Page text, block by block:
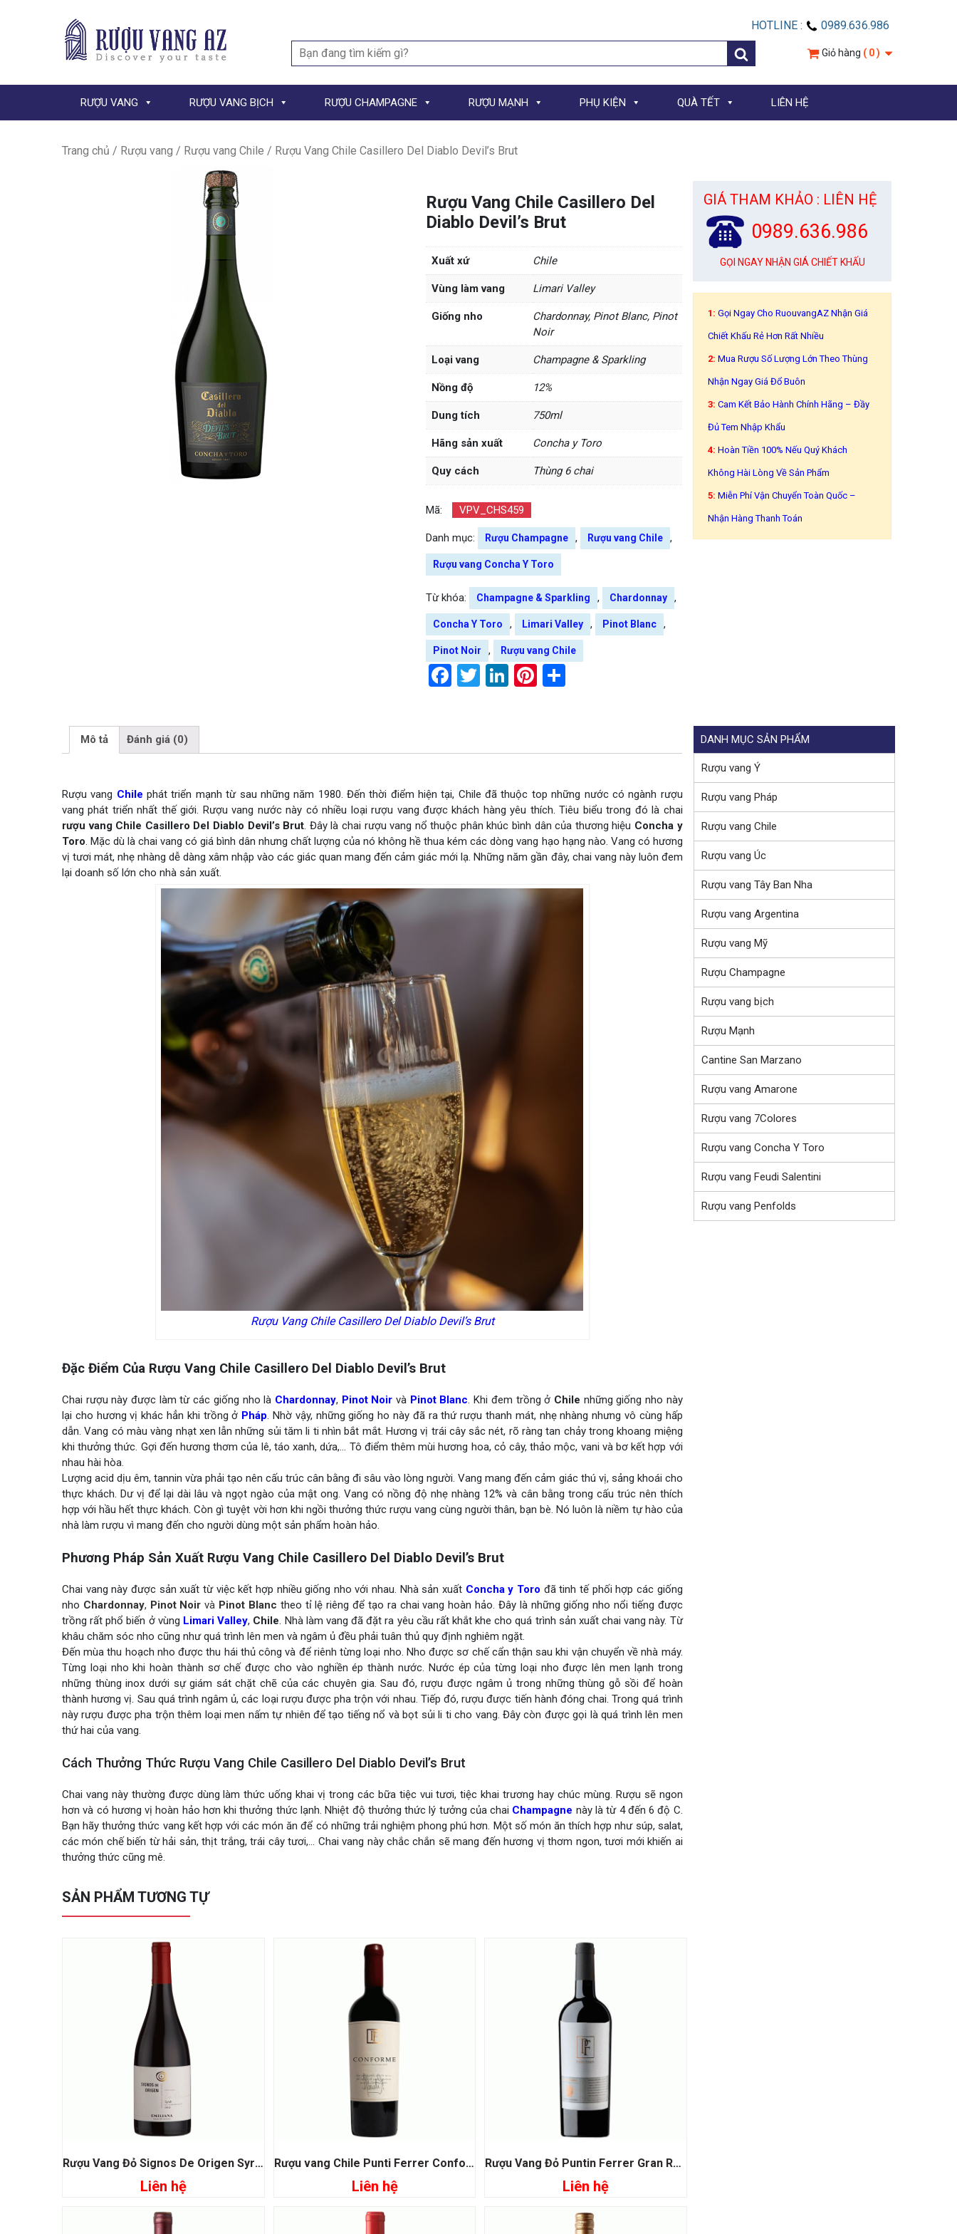
HOTLINE :
0989.636.986
Search
for:
Giỏ hàng ( 0 )
RƯỢU VANG RƯỢU VANG BỊCH RƯỢU CHAMPAGNE RƯỢU MẠNH PHỤ KIỆN QUÀ TẾT LIÊN HỆ
Trang chủ / Rượu vang / Rượu vang Chile / Rượu Vang Chile Casillero Del Diablo Devil’s Brut
Rượu Vang Chile Casillero Del
Diablo Devil’s Brut
Xuất xứ Chile
Vùng làm vang Limari Valley
Giống nho
Chardonnay, Pinot Blanc, Pinot
Noir
Loại vang Champagne & Sparkling
Nồng độ 12%
Dung tích 750ml
Hãng sản xuất Concha y Toro
Quy cách Thùng 6 chai
Mã: VPV_CHS459
Danh mục: Rượu Champagne , Rượu vang Chile ,
Rượu vang Concha Y Toro
Từ khóa: Champagne & Sparkling , Chardonnay ,
Concha Y Toro , Limari Valley , Pinot Blanc ,
Pinot Noir , Rượu vang Chile
Facebook
Twitter
LinkedIn
Pinterest
GIÁ THAM KHẢO : LIÊN HỆ
0989.636.986
GỌI NGAY NHẬN GIÁ CHIẾT KHẤU
1:Gọi Ngay Cho RuouvangAZ Nhận Giá
Chiết Khấu Rẻ Hơn Rất Nhiều
2:Mua Rượu Số Lượng Lớn Theo Thùng
Nhận Ngay Giá Đổ Buôn
3: Cam Kết Bảo Hành Chính Hãng – Đầy
Đủ Tem Nhập Khẩu
4:Hoàn Tiền 100% Nếu Quý Khách
Không Hài Lòng Về Sản Phẩm
5: Miễn Phí Vận Chuyển Toàn Quốc –
Nhận Hàng Thanh Toán
Mô tả Đánh giá (0)
Rượu vang Chile phát triển mạnh từ sau những năm 1980. Đến thời điểm hiện tại, Chile đã thuộc top những nước có ngành rượu
vang phát triển nhất thế giới. Rượu vang nước này có nhiều loại rượu vang được khách hàng yêu thích. Tiêu biểu trong đó là chai
rượu vang Chile Casillero Del Diablo Devil’s Brut. Đây là chai rượu vang nổ thuộc phân khúc bình dân của thương hiệu Concha y
Toro. Mặc dù là chai vang có giá bình dân nhưng chất lượng của nó không hề thua kém các dòng vang hạo hạng nào. Vang có hương
vị tươi mát, nhẹ nhàng dễ dàng xâm nhập vào các giác quan mang đến cảm giác mới lạ. Những năm gần đây, chai vang này luôn đem
lại doanh số lớn cho nhà sản xuất.
Rượu Vang Chile Casillero Del Diablo Devil’s Brut
Đặc Điểm Của Rượu Vang Chile Casillero Del Diablo Devil’s Brut
Chai rượu này được làm từ các giống nho là Chardonnay, Pinot Noir và Pinot Blanc. Khi đem trồng ở Chile những giống nho này
lại cho hương vị khác hẳn khi trồng ở Pháp. Nhờ vậy, những giống ho này đã ra thứ rượu thanh mát, nhẹ nhàng nhưng vô cùng hấp
dẫn. Vang có màu vàng nhạt xen lẫn những sủi tăm li ti nhìn bắt mắt. Hương vị trái cây sắc nét, rõ ràng tan chảy trong khoang miệng
khi thưởng thức. Gợi đến hương thơm của lê, táo xanh, dứa,… Tô điểm thêm mùi hương hoa, cỏ cây, thảo mộc, vani và bơ kết hợp với
nhau hài hòa.
Lượng acid dịu êm, tannin vừa phải tạo nên cấu trúc cân bằng đi sâu vào lòng người. Vang mang đến cảm giác thú vị, sảng khoái cho
thực khách. Dư vị để lại dài lâu và ngọt ngào của mật ong. Vang có nồng độ nhẹ nhàng 12% và cân bằng trong cấu trúc nên thích
hợp với hầu hết thực khách. Còn gì tuyệt vời hơn khi ngồi thưởng thức rượu vang cùng người thân, bạn bè. Nó luôn là niềm tự hào của
nhà làm rượu vì mang đến cho người dùng một sản phẩm hoàn hảo.
Phương Pháp Sản Xuất Rượu Vang Chile Casillero Del Diablo Devil’s Brut
Chai vang này được sản xuất từ việc kết hợp nhiều giống nho với nhau. Nhà sản xuất Concha y Toro đã tinh tế phối hợp các giống
nho Chardonnay, Pinot Noir và Pinot Blanc theo tỉ lệ riêng để tạo ra chai vang hoàn hảo. Đây là những giống nho nổi tiếng được
trồng rất phổ biến ở vùng Limari Valley, Chile. Nhà làm vang đã đặt ra yêu cầu rất khắt khe cho quá trình sản xuất chai vang này. Từ
khâu chăm sóc nho cũng như quá trình lên men và ngâm ủ đều phải tuân thủ quy định nghiêm ngặt.
Đến mùa thu hoạch nho được thu hái thủ công và để riênh từng loại nho. Nho được sơ chế cẩn thận sau khi vận chuyển về nhà máy.
Từng loại nho khi hoàn thành sơ chế được cho vào nghiền ép thành nước. Nước ép của từng loại nho được lên men lạnh trong
những thùng inox dưới sự giám sát chặt chẽ của các chuyên gia. Sau đó, rượu được ngâm ủ trong những thùng gỗ sồi để hoàn
thành hương vị. Sau quá trình ngâm ủ, các loại rượu được pha trộn với nhau. Tiếp đó, rượu được tiến hành đóng chai. Trong quá trình
này rượu được pha trộn thêm loại men nấm tự nhiên để tạo tiếng nổ và bọt sủi li ti cho vang. Đây còn được gọi là quá trình lên men
thứ hai của vang.
Cách Thưởng Thức Rượu Vang Chile Casillero Del Diablo Devil’s Brut
Chai vang này thường được dùng làm thức uống khai vị trong các bữa tiệc vui tươi, tiệc khai trương hay chúc mùng. Rượu sẽ ngon
hơn và có hương vị hoàn hảo hơn khi thưởng thức lạnh. Nhiệt độ thưởng thức lý tưởng của chai Champagne này là từ 4 đến 6 độ C.
Bạn hãy thưởng thức vang kết hợp với các món ăn để có những trải nghiệm phong phú hơn. Một số món ăn thích hợp như súp, salat,
các món chế biến từ hải sản, thịt trắng, trái cây tươi,… Chai vang này chắc chắn sẽ mang đến hương vị thơm ngon, tươi mới khiến ai
thưởng thức cũng mê.
DANH MỤC SẢN PHẨM
Rượu vang Ý
Rượu vang Pháp
Rượu vang Chile
Rượu vang Úc
Rượu vang Tây Ban Nha
Rượu vang Argentina
Rượu vang Mỹ
Rượu Champagne
Rượu vang bịch
Rượu Mạnh
Cantine San Marzano
Rượu vang Amarone
Rượu vang 7Colores
Rượu vang Concha Y Toro
Rượu vang Feudi Salentini
Rượu vang Penfolds
SẢN PHẨM TƯƠNG TỰ
Đọc tiếp
Rượu Vang Đỏ Signos De Origen Syrah
Liên hệ
Đọc tiếp
Rượu vang Chile Punti Ferrer Conforme Cabernet Sauvignon
Liên hệ
Đọc tiếp
Rượu Vang Đỏ Puntin Ferrer Gran Reserva Cabernet Sauvignon
Liên hệ